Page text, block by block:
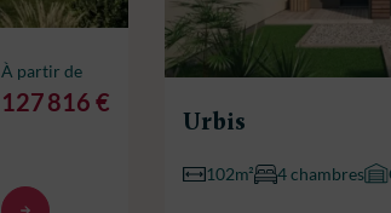
À partir de
127 816 €
Urbis
102m² 4 chambres